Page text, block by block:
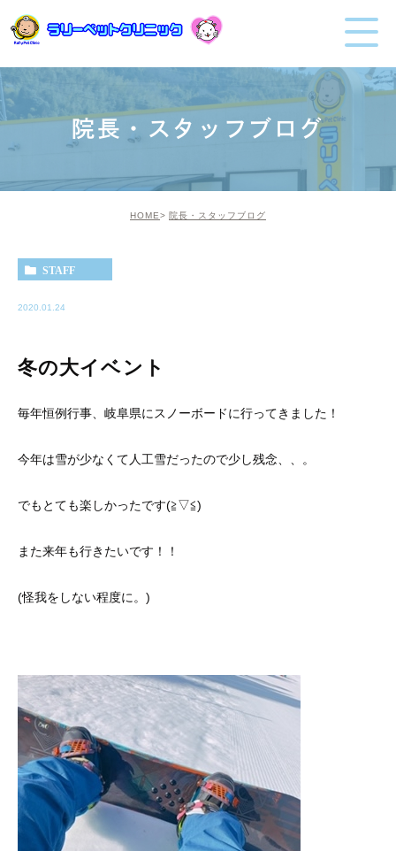
院長・スタッフブログ
HOME 院長・スタッフブログ
STAFF
2020.01.24
冬の大イベント
毎年恒例行事、岐阜県にスノーボードに行ってきました！
今年は雪が少なくて人工雪だったので少し残念、、。
でもとても楽しかったです(≧▽≦)
また来年も行きたいです！！
(怪我をしない程度に。)